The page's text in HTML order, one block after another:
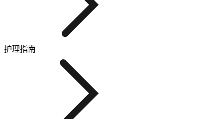
护理指南